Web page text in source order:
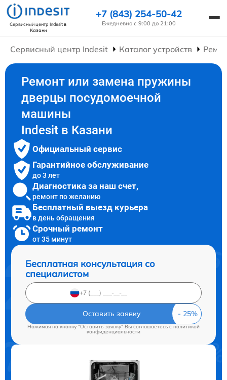
Сервисный центр Indesitв
Казани
+7 (843) 254-50-42
Ежедневно с 9:00 до 21:00
Сервисный центр Indesit Каталог устройств
Ремонт или замена пружины
дверцы посудомоечной
машины
Indesit в Казани
Официальный сервис
Гарантийное обслуживание
до 3 лет
Диагностика за наш счет,
ремонт по желанию
Бесплатный выезд курьера
в день обращения
Срочный ремонт
от 35 минут
Бесплатная консультация со
специалистом
Оставить заявку
Нажимая на кнопку "Оставить заявку" Вы соглашаетесь cполитикой
конфиденциальности